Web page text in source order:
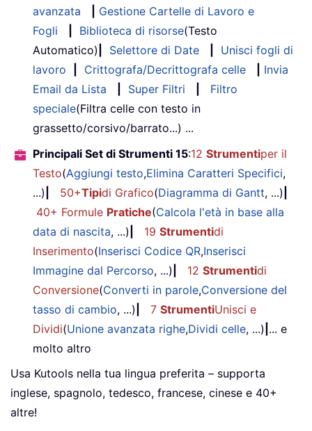
avanzata
Gestione Cartelle di Lavoro e
Fogli
Biblioteca di risorse(Testo
Automatico)
Selettore di Date
Unisci fogli di
lavoro
Crittografa/Decrittografa celle
Invia
Email da Lista
Super Filtri
Filtro
speciale(Filtra celle con testo in
grassetto/corsivo/barrato...) ...
Principali Set di Strumenti 15:12 Strumentiper il
Testo(Aggiungi testo,Elimina Caratteri Specifici,
...)
50+Tipidi Grafico(Diagramma di Gantt, ...)
40+ Formule Pratiche(Calcola l'età in base alla
data di nascita, ...) 19 Strumentidi
Inserimento(Inserisci Codice QR,Inserisci
Immagine dal Percorso, ...) 12 Strumentidi
Conversione(Converti in parole,Conversione del
tasso di cambio, ...) 7 StrumentiUnisci e
Dividi(Unione avanzata righe,Dividi celle, ...) ... e
molto altro
Usa Kutools nella tua lingua preferita – supporta
inglese, spagnolo, tedesco, francese, cinese e 40+
altre!